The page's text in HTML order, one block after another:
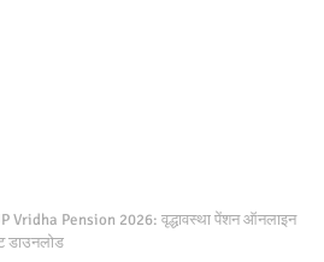
Vridha Pension 2026: वृद्धावस्था पेंशन ऑनलाइन
डाउनलोड